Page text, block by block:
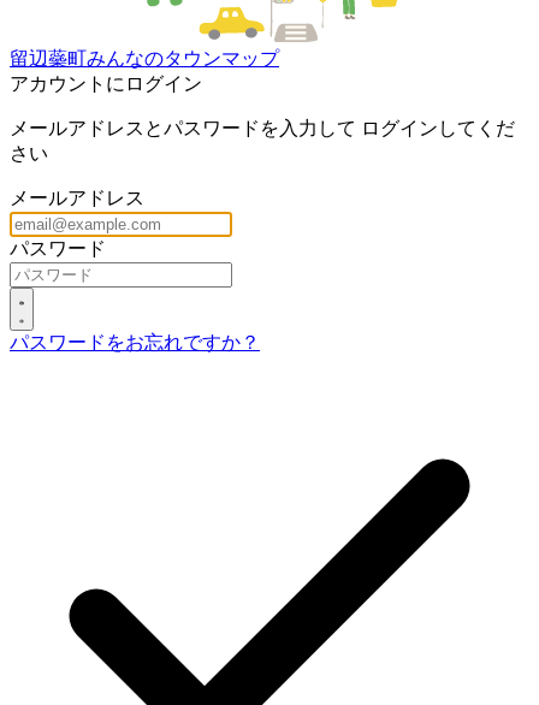
留辺蘂町みんなのタウンマップ
アカウントにログイン
メールアドレスとパスワードを入力して ログインしてくだ
さい
メールアドレス
パスワード
パスワードをお忘れですか？